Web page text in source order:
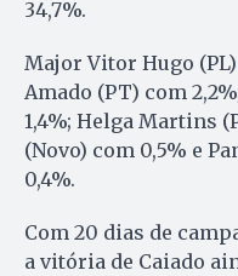
34,7%.
Major Vitor Hugo
Amado (PT) com
1,4%; Helga Martins
(Novo) com 0,5% e
0,4%.
Com 20 dias de
a vitória de Caiado